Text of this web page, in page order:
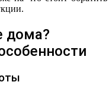
дома?